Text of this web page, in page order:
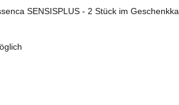
SENSISPLUS - 2 Stück im